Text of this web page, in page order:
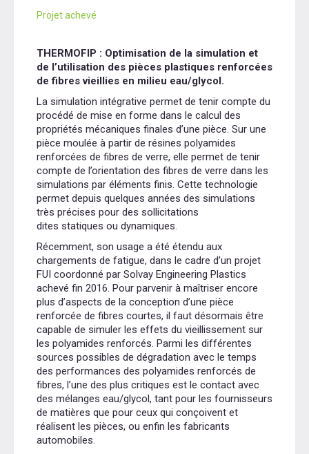
Projet achevé
THERMOFIP : Optimisation de la simulation et
de l’utilisation des pièces plastiques renforcées
de fibres vieillies en milieu eau/glycol.
La simulation intégrative permet de tenir compte du
procédé de mise en forme dans le calcul des
propriétés mécaniques finales d’une pièce. Sur une
pièce moulée à partir de résines polyamides
renforcées de fibres de verre, elle permet de tenir
compte de l’orientation des fibres de verre dans les
simulations par éléments finis. Cette technologie
permet depuis quelques années des simulations
très précises pour des sollicitations
dites statiques ou dynamiques.
Récemment, son usage a été étendu aux
chargements de fatigue, dans le cadre d’un projet
FUI coordonné par Solvay Engineering Plastics
achevé fin 2016. Pour parvenir à maîtriser encore
plus d’aspects de la conception d’une pièce
renforcée de fibres courtes, il faut désormais être
capable de simuler les effets du vieillissement sur
les polyamides renforcés. Parmi les différentes
sources possibles de dégradation avec le temps
des performances des polyamides renforcés de
fibres, l’une des plus critiques est le contact avec
des mélanges eau/glycol, tant pour les fournisseurs
de matières que pour ceux qui conçoivent et
réalisent les pièces, ou enfin les fabricants
automobiles.